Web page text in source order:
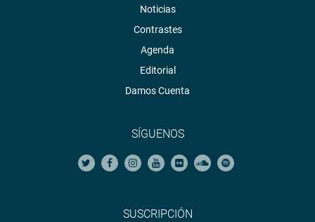
Noticias
Contrastes
Agenda
Editorial
Damos Cuenta
SÍGUENOS
SUSCRIPCIÓN